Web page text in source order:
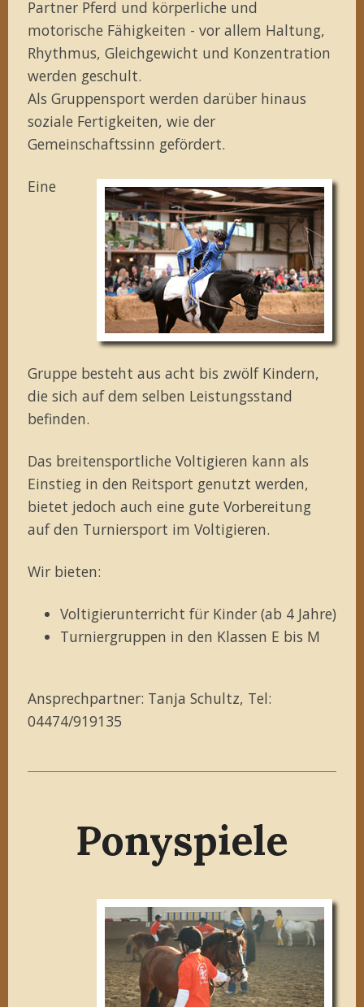
Partner Pferd und körperliche und
motorische Fähigkeiten - vor allem Haltung,
Rhythmus, Gleichgewicht und Konzentration
werden geschult.
Als Gruppensport werden darüber hinaus
soziale Fertigkeiten, wie der
Gemeinschaftssinn gefördert.
Eine
Gruppe besteht aus acht bis zwölf Kindern,
die sich auf dem selben Leistungsstand
befinden.
Das breitensportliche Voltigieren kann als
Einstieg in den Reitsport genutzt werden,
bietet jedoch auch eine gute Vorbereitung
auf den Turniersport im Voltigieren.
Wir bieten:
Voltigierunterricht für Kinder (ab 4 Jahre)
Turniergruppen in den Klassen E bis M
Ansprechpartner: Tanja Schultz, Tel:
04474/919135
Ponyspiele